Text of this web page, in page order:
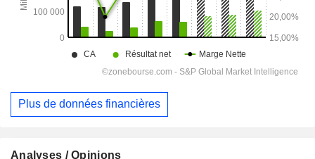
Plus de données financières
Analyses / Opinions